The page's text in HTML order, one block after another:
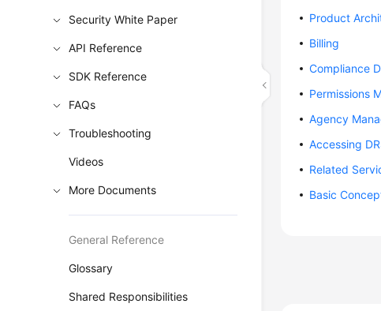
Security White Paper
API Reference
SDK Reference
FAQs
Troubleshooting
Videos
More Documents
General Reference
Glossary
Shared Responsibilities
Product
Billing
Compliance
Permissions
Agency
Accessing
Related
Basic